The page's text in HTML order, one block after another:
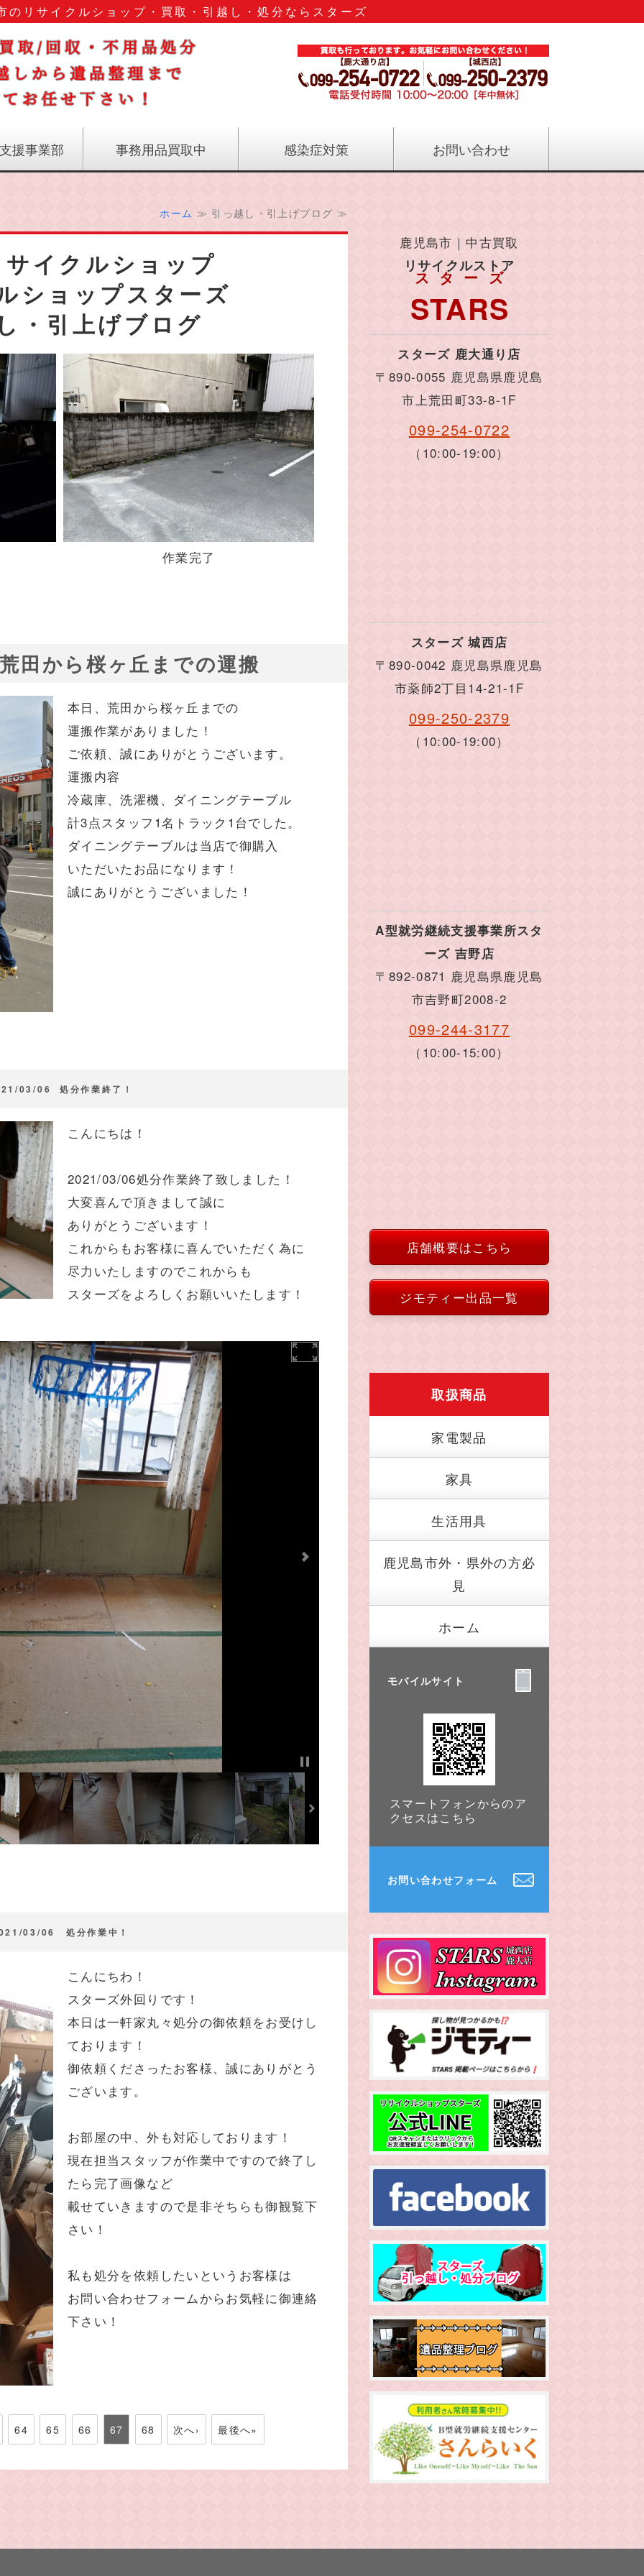
のリサイクルショップ・買取・引越し・処分ならスターズ
援事業部 事務用品買取中 感染症対策 お問い合わせ
ホーム ≫ 引っ越し・引上げブログ ≫
イクルショップ
ショップスターズ
・引上げブログ
作業完了
から桜ヶ丘までの運搬
本日、荒田から桜ヶ丘までの
運搬作業がありました！
ご依頼、誠にありがとうございます。
運搬内容
冷蔵庫、洗濯機、ダイニングテーブル
計3点スタッフ1名トラック1台でした。
ダイニングテーブルは当店で御購入
いただいたお品になります！
誠にありがとうございました！
03/06 処分作業終了！
こんにちは！
2021/03/06処分作業終了致しました！
大変喜んで頂きまして誠に
ありがとうございます！
これからもお客様に喜んでいただく為に
尽力いたしますのでこれからも
スターズをよろしくお願いいたします！
03/06 処分作業中！
こんにちわ！
スターズ外回りです！
本日は一軒家丸々処分の御依頼をお受けし
ております！
御依頼くださったお客様、誠にありがとう
ございます。
お部屋の中、外も対応しております！
現在担当スタッフが作業中ですので終了し
たら完了画像など
載せていきますので是非そちらも御観覧下
さい！
私も処分を依頼したいというお客様は
お問い合わせフォームからお気軽に御連絡
下さい！
64 65 66 67 68 次へ› 最後へ»
鹿児島市｜中古買取
リサイクルストア
STARS
スターズ
スターズ 鹿大通り店
〒890-0055 鹿児島県鹿児島
市上荒田町33-8-1F
099-254-0722
（10:00-19:00）
スターズ 城西店
〒890-0042 鹿児島県鹿児島
市薬師2丁目14-21-1F
099-250-2379
（10:00-19:00）
A型就労継続支援事業所スタ
ーズ 吉野店
〒892-0871 鹿児島県鹿児島
市吉野町2008-2
099-244-3177
（10:00-15:00）
店舗概要はこちら
ジモティー出品一覧
取扱商品
家電製品
家具
生活用具
鹿児島市外・県外の方必
見
ホーム
モバイルサイト
スマートフォンからのア
クセスはこちら
お問い合わせフォーム